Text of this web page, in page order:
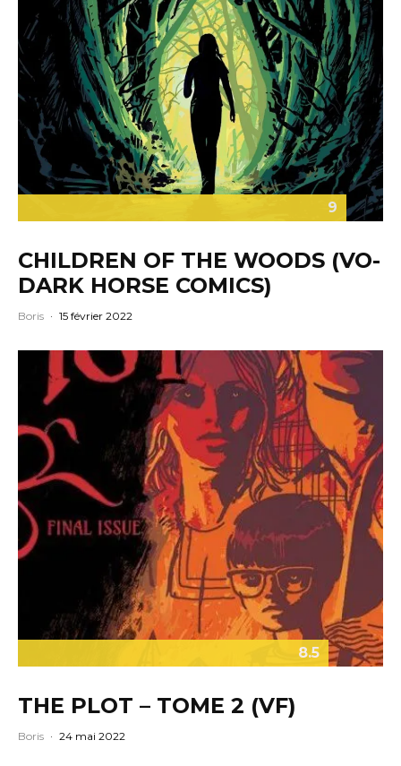
9
CHILDREN OF THE WOODS (VO-
DARK HORSE COMICS)
Boris · 15 février 2022
8.5
THE PLOT – TOME 2 (VF)
Boris · 24 mai 2022